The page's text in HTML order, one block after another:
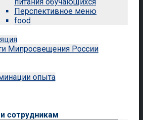
Перспективное меню
food
Мипросвещения России
опыта
сотрудникам